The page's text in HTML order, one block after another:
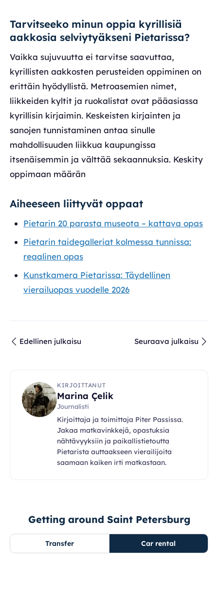
Tarvitseeko minun oppia kyrillisiä
aakkosia selviytyäkseni Pietarissa?
Vaikka sujuvuutta ei tarvitse saavuttaa,
kyrillisten aakkosten perusteiden oppiminen on
erittäin hyödyllistä. Metroasemien nimet,
liikkeiden kyltit ja ruokalistat ovat pääasiassa
kyrillisin kirjaimin. Keskeisten kirjainten ja
sanojen tunnistaminen antaa sinulle
mahdollisuuden liikkua kaupungissa
itsenäisemmin ja välttää sekaannuksia. Keskity
oppimaan määrän
Aiheeseen liittyvät oppaat
Pietarin 20 parasta museota – kattava opas
Pietarin taidegalleriat kolmessa tunnissa:
reaalinen opas
Kunstkamera Pietarissa: Täydellinen
vierailuopas vuodelle 2026
Edellinen julkaisu Seuraava julkaisu
KIRJOITTANUT
Marina Çelik
Journalisti
Kirjoittaja ja toimittaja Piter Passissa.
Jakaa matkavinkkejä, opastuksia
nähtävyyksiin ja paikallistietoutta
Pietarista auttaakseen vierailijoita
saamaan kaiken irti matkastaan.
Getting around Saint Petersburg
Transfer Car rental